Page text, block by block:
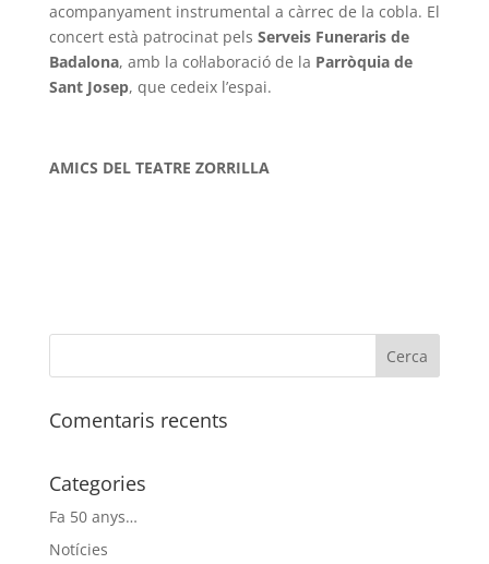
acompanyament instrumental a càrrec de la cobla. El
concert està patrocinat pels Serveis Funeraris de
Badalona, amb la col·laboració de la Parròquia de
Sant Josep, que cedeix l’espai.
AMICS DEL TEATRE ZORRILLA
Comentaris recents
Categories
Fa 50 anys…
Notícies